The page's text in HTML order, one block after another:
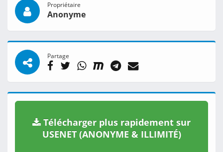
Propriétaire
Anonyme
Partage
Télécharger plus rapidement sur
USENET (ANONYME & ILLIMITÉ)